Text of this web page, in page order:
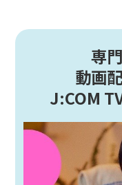
専
動画
J:COM